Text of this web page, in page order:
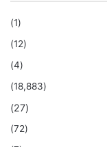
(1)
(12)
(4)
(18,883)
(27)
(72)